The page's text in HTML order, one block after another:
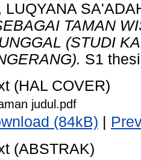
LUQYANA
TAMAN
(STUDI
S1
(HAL COVER)
judul.pdf
(84kB)
(ABSTRAK)